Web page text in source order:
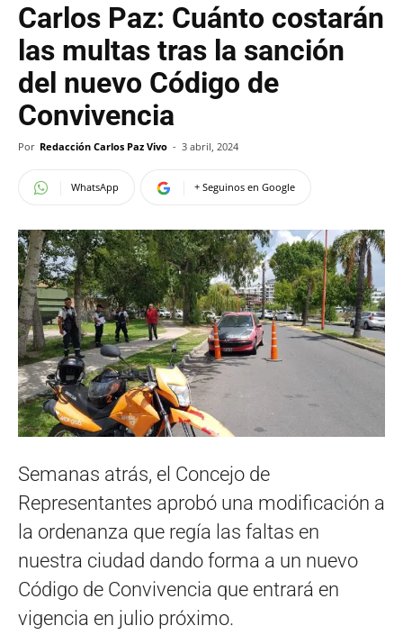
Carlos Paz: Cuánto costarán
las multas tras la sanción
del nuevo Código de
Convivencia
Por Redacción Carlos Paz Vivo - 3 abril, 2024
WhatsApp + Seguinos en Google
Semanas atrás, el Concejo de
Representantes aprobó una modificación a
la ordenanza que regía las faltas en
nuestra ciudad dando forma a un nuevo
Código de Convivencia que entrará en
vigencia en julio próximo.